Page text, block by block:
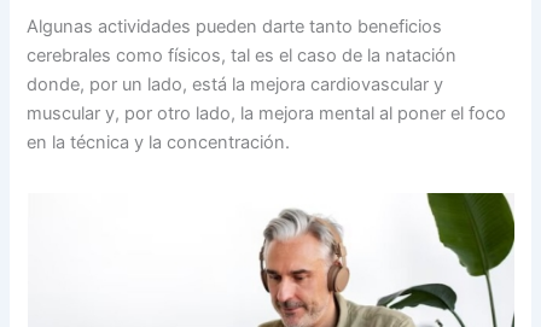
Algunas actividades pueden darte tanto beneficios
cerebrales como físicos, tal es el caso de la natación
donde, por un lado, está la mejora cardiovascular y
muscular y, por otro lado, la mejora mental al poner el foco
en la técnica y la concentración.